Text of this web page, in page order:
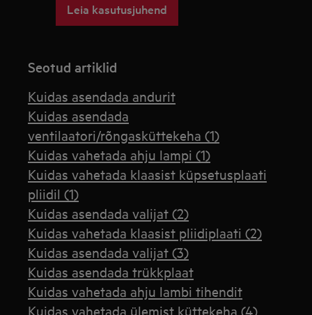
Leia kasutusjuhend
Seotud artiklid
Kuidas asendada andurit
Kuidas asendada
ventilaatori/rõngasküttekeha (1)
Kuidas vahetada ahju lampi (1)
Kuidas vahetada klaasist küpsetusplaati
pliidil (1)
Kuidas asendada valijat (2)
Kuidas vahetada klaasist pliidiplaati (2)
Kuidas asendada valijat (3)
Kuidas asendada trükkplaat
Kuidas vahetada ahju lambi tihendit
Kuidas vahetada ülemist küttekeha (4)